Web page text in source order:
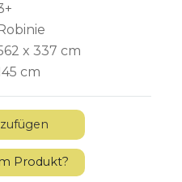
x 337 cm
cm
Produkt?